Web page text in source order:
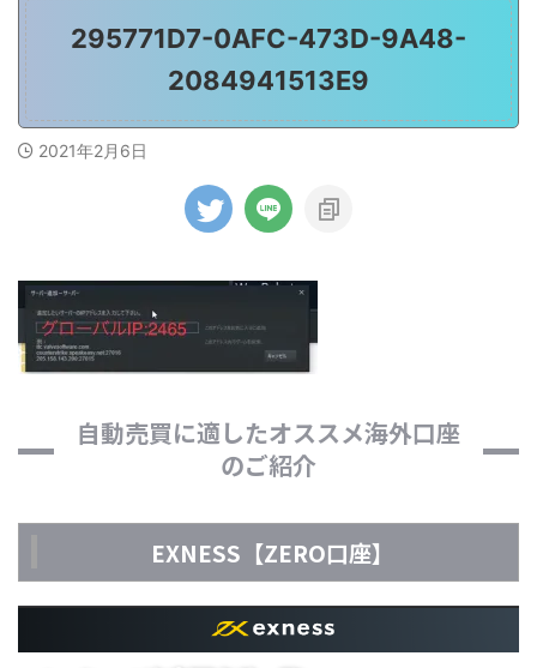
295771D7-0AFC-473D-9A48-
2084941513E9
2021年2月6日
自動売買に適したオススメ海外口座
のご紹介
EXNESS【ZERO口座】